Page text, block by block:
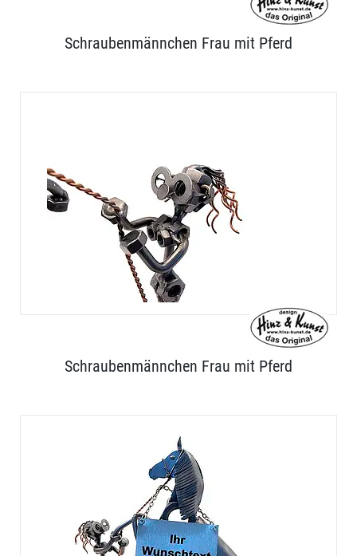
Schraubenmännchen Frau mit Pferd
Schraubenmännchen Frau mit Pferd